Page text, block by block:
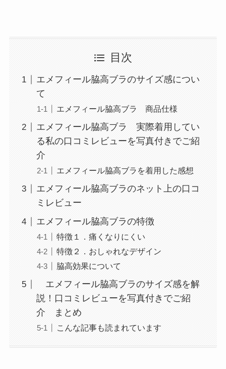
目次
エメフィール脇高ブラのサイズ感につい
て
エメフィール脇高ブラ 商品仕様
エメフィール脇高ブラ 実際着用してい
る私の口コミレビューを写真付きでご紹
介
エメフィール脇高ブラを着用した感想
エメフィール脇高ブラのネット上の口コ
ミレビュー
エメフィール脇高ブラの特徴
特徴１．痛くなりにくい
特徴２．おしゃれなデザイン
脇高効果について
エメフィール脇高ブラのサイズ感を解
説！口コミレビューを写真付きでご紹
介 まとめ
こんな記事も読まれています